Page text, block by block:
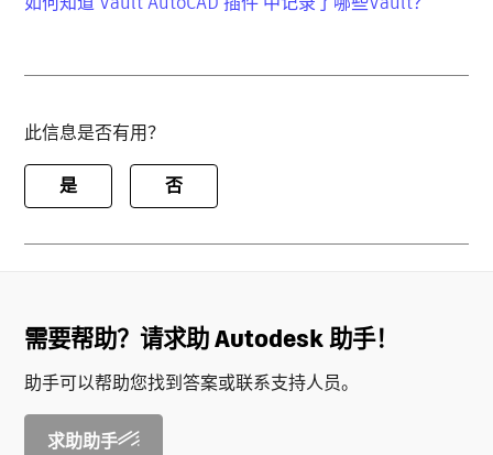
此信息是否有用？
是 否
需要帮助？请求助 Autodesk 助手！
助手可以帮助您找到答案或联系支持人员。
求助助手